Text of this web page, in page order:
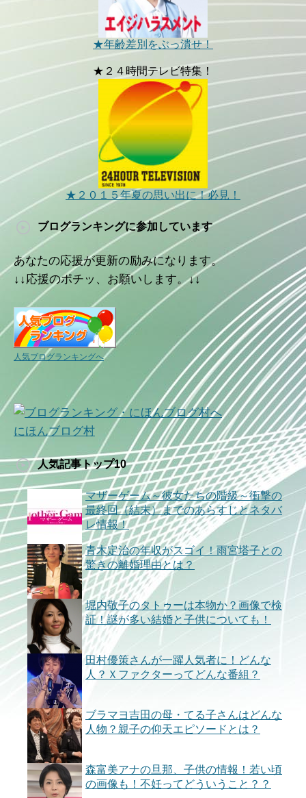
★年齢差別をぶっ潰せ！
★２４時間テレビ特集！
★２０１５年夏の思い出に！必見！
ブログランキングに参加しています
あなたの応援が更新の励みになります。
↓↓応援のポチッ、お願いします。↓↓
人気ブログランキングへ
にほんブログ村
人気記事トップ10
マザーゲーム～彼女たちの階級～衝撃の
最終回（結末）までのあらすじとネタバ
レ情報！
青木定治の年収がスゴイ！雨宮塔子との
驚きの離婚理由とは？
堀内敬子のタトゥーは本物か？画像で検
証！謎が多い結婚と子供についても！
田村優策さんが一躍人気者に！どんな
人？Ｘファクターってどんな番組？
ブラマヨ吉田の母・てる子さんはどんな
人物？親子の仰天エピソードとは？
森富美アナの旦那、子供の情報！若い頃
の画像も！不妊ってどういうこと？？